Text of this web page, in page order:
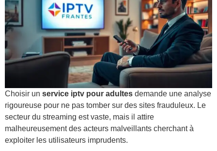
Choisir un service iptv pour adultes demande une analyse
rigoureuse pour ne pas tomber sur des sites frauduleux. Le
secteur du streaming est vaste, mais il attire
malheureusement des acteurs malveillants cherchant à
exploiter les utilisateurs imprudents.